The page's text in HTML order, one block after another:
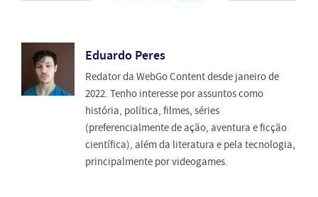
Eduardo Peres
Redator da WebGo Content desde janeiro de
2022. Tenho interesse por assuntos como
história, política, filmes, séries
(preferencialmente de ação, aventura e ficção
científica), além da literatura e pela tecnologia,
principalmente por videogames.